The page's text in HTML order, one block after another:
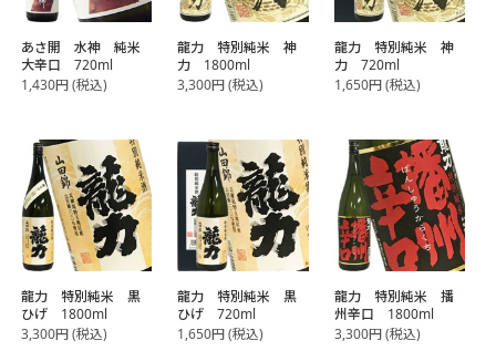
あさ開 水神 純米
大辛口 720ml
1,430円(税込)
龍力 特別純米 神
力 1800ml
3,300円(税込)
龍力 特別純米 神
力 720ml
1,650円(税込)
龍力 特別純米 黒
ひげ 1800ml
3,300円(税込)
龍力 特別純米 黒
ひげ 720ml
1,650円(税込)
龍力 特別純米 播
州辛口 1800ml
3,300円(税込)